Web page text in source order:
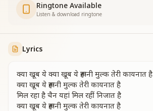
Ringtone Available
Listen & download ringtone
Lyrics
क्या खूब ये क्या खूब ये रूहानी मुल्क तेरी कायनात है
क्या खूब ये रूहानी मुल्क तेरी कायनात है
मिल रहा है चैन यहां मिल रहीं निजात है
क्या खूब ये रूहानी मुल्क तेरी कायनात है